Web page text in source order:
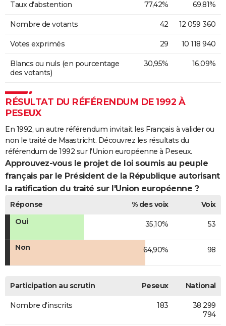
Taux d'abstention 77,42% 69,81%
Nombre de votants 42 12 059 360
Votes exprimés 29 10 118 940
Blancs ou nuls (en pourcentage
des votants)
30,95% 16,09%
RÉSULTAT DU RÉFÉRENDUM DE 1992 À
PESEUX
En 1992, un autre référendum invitait les Français à valider ou
non le traité de Maastricht. Découvrez les résultats du
référendum de 1992 sur l'Union européenne à Peseux.
Approuvez-vous le projet de loi soumis au peuple
français par le Président de la République autorisant
la ratification du traité sur l'Union européenne ?
Réponse % des voix
Voix
Oui
35,10% 53
Non 64,90% 98
Participation au scrutin Peseux National
Nombre d'inscrits 183
38 299
794